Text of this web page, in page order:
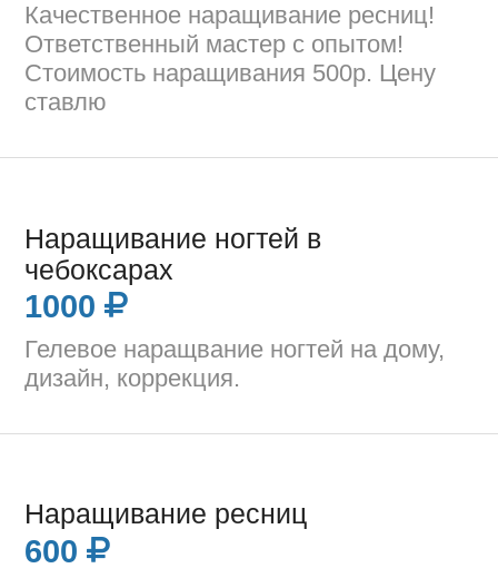
Качественное наращивание ресниц!
Ответственный мастер с опытом!
Стоимость наращивания 500р. Цену
ставлю
Наращивание ногтей в
чебоксарах
1000
Гелевое наращвание ногтей на дому,
дизайн, коррекция.
Наращивание ресниц
600